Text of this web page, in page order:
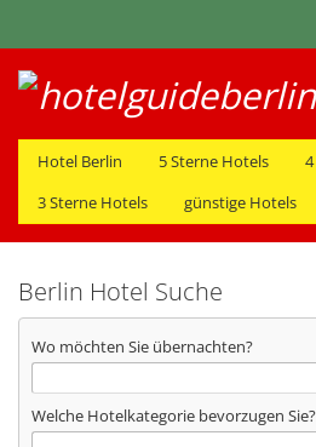
Hotel Berlin 5 Sterne Hotels
3 Sterne Hotels
günstige Hotels
Berlin Hotel Suche
Wo möchten Sie übernachten?
Welche Hotelkategorie bevorzugen Sie?